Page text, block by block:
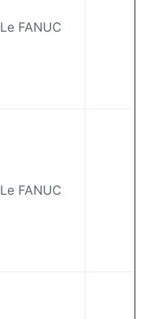
Le FANUC
Le FANUC